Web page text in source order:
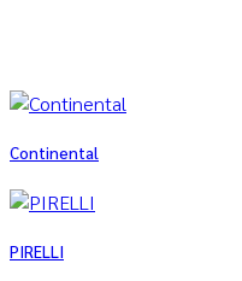
Continental
PIRELLI